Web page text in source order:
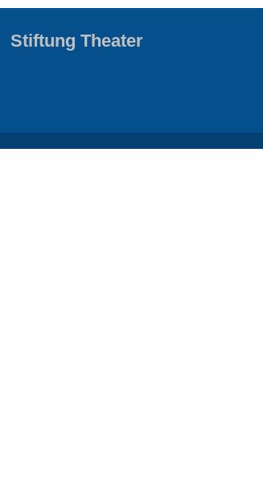
Stiftung Theater